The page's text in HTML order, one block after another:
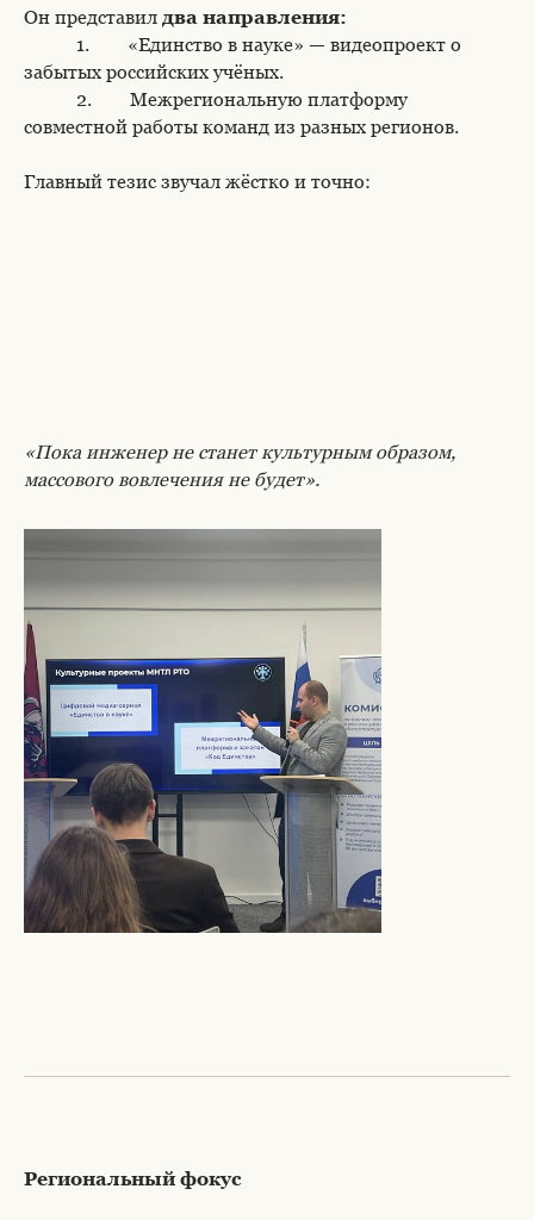
Он представил два направления:
1. «Единство в науке» — видеопроект о
забытых российских учёных.
2. Межрегиональную платформу
совместной работы команд из разных регионов.
Главный тезис звучал жёстко и точно:
«Пока инженер не станет культурным образом,
массового вовлечения не будет».
Региональный фокус